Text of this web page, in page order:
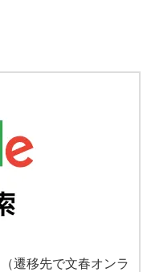
（遷移先で文春オンラ